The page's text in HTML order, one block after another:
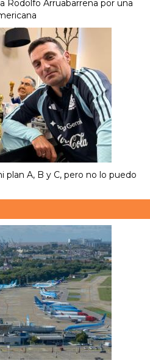
Rodolfo Arruabarrena por una
plan A, B y C, pero no lo puedo